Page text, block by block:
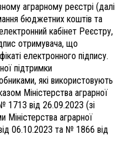
аграрному реєстрі (далі
бюджетних коштів та
кабінет Реєстру,
отримувача, що
електронного підпису.
підтримки
які використовують
Міністерства аграрної
1713 від 26.09.2023 (зі
Міністерства аграрної
06.10.2023 та № 1866 від